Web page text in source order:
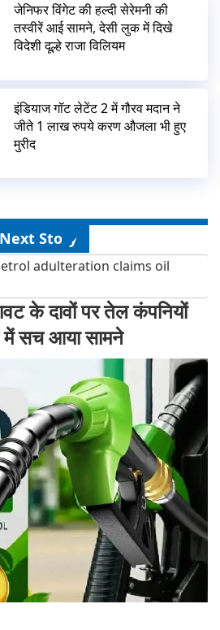
जेनिफर विंगेट की हल्दी सेरेमनी की
तस्वीरें आई सामने, देसी लुक में दिखे
विदेशी दूल्हे राजा विलियम
इंडियाज गॉट लेटेंट 2 में गौरव मदान ने
जीते 1 लाख रुपये करण औजला भी हुए
मुरीद
Next Story
adulteration claims oil
के दावों पर तेल कंपनियों
में सच आया सामने